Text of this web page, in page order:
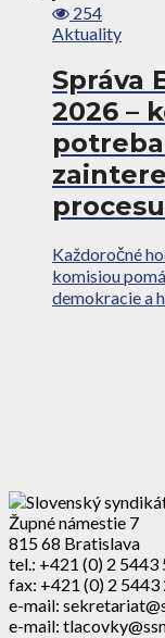
254
Aktuality
Správa
2026 –
Každoročné
komisiou
demokracie a
Župné námestie 7
815 68 Bratislava
tel.: +421 (0) 2 5443
fax: +421 (0) 2 5443
e-mail:
e-mail: